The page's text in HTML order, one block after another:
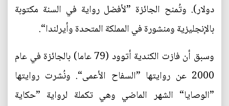
دولار). وتُمنح الجائزة ”لأفضل رواية في السنة مكتوبة
بالإنجليزية ومنشورة في المملكة المتحدة وأيرلندا“.
وسبق أن فازت الكندية أتوود (79 عاما) بالجائزة في عام
2000 عن روايتها ”السفاح الأعمى“. ونُشرت روايتها
”الوصايا“ الشهر الماضي وهي تكملة لرواية ”حكاية